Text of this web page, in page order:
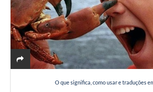
O que significa, como usar e traduções